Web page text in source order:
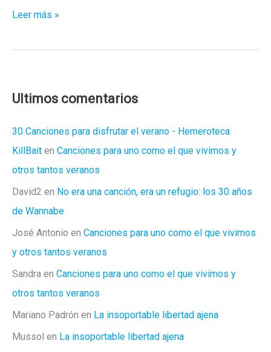
El
Aire
la
Voz
los
Goya)
Leer más »
Ultimos comentarios
30 Canciones para disfrutar el verano - Hemeroteca
KillBait en Canciones para uno como el que vivimos y
otros tantos veranos
David2 en No era una canción, era un refugio: los 30 años
de Wannabe
José Antonio en Canciones para uno como el que vivimos
y otros tantos veranos
Sandra en Canciones para uno como el que vivimos y
otros tantos veranos
Mariano Padrón en La insoportable libertad ajena
Mussol en La insoportable libertad ajena